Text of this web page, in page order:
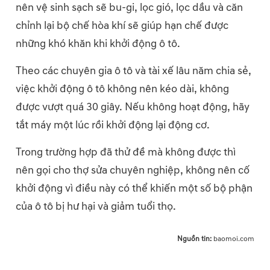
nên vệ sinh sạch sẽ bu-gi, lọc gió, lọc dầu và căn
chỉnh lại bộ chế hòa khí sẽ giúp hạn chế được
những khó khăn khi khởi động ô tô.
Theo các chuyên gia ô tô và tài xế lâu năm chia sẻ,
việc khởi động ô tô không nên kéo dài, không
được vượt quá 30 giây. Nếu không hoạt động, hãy
tắt máy một lúc rồi khởi động lại động cơ.
Trong trường hợp đã thử đề mà không được thì
nên gọi cho thợ sửa chuyên nghiệp, không nên cố
khởi động vì điều này có thể khiến một số bộ phận
của ô tô bị hư hại và giảm tuổi thọ.
Nguồn tin: baomoi.com